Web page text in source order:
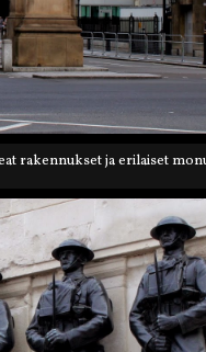
rakennukset ja erilaiset